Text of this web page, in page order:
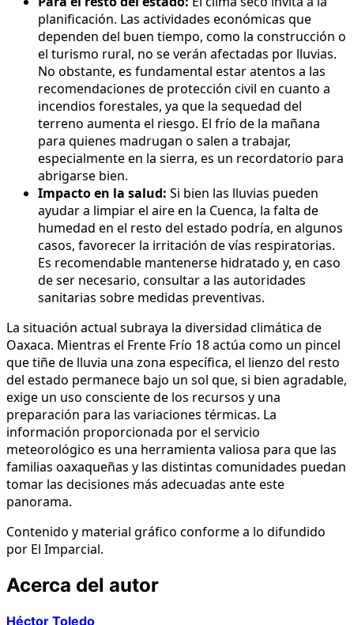
planificación. Las actividades económicas que
dependen del buen tiempo, como la construcción o
el turismo rural, no se verán afectadas por lluvias.
No obstante, es fundamental estar atentos a las
recomendaciones de protección civil en cuanto a
incendios forestales, ya que la sequedad del
terreno aumenta el riesgo. El frío de la mañana
para quienes madrugan o salen a trabajar,
especialmente en la sierra, es un recordatorio para
abrigarse bien.
Impacto en la salud: Si bien las lluvias pueden
ayudar a limpiar el aire en la Cuenca, la falta de
humedad en el resto del estado podría, en algunos
casos, favorecer la irritación de vías respiratorias.
Es recomendable mantenerse hidratado y, en caso
de ser necesario, consultar a las autoridades
sanitarias sobre medidas preventivas.
La situación actual subraya la diversidad climática de
Oaxaca. Mientras el Frente Frío 18 actúa como un pincel
que tiñe de lluvia una zona específica, el lienzo del resto
del estado permanece bajo un sol que, si bien agradable,
exige un uso consciente de los recursos y una
preparación para las variaciones térmicas. La
información proporcionada por el servicio
meteorológico es una herramienta valiosa para que las
familias oaxaqueñas y las distintas comunidades puedan
tomar las decisiones más adecuadas ante este
panorama.
Contenido y material gráfico conforme a lo difundido
por El Imparcial.
Acerca del autor
Héctor Toledo